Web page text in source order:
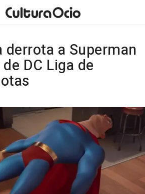
derrota a Superman
DC Liga de